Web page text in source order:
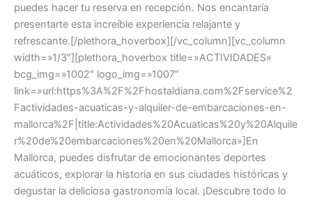
puedes hacer tu reserva en recepción. Nos encantaría
presentarte esta increíble experiencia relajante y
refrescante.[/plethora_hoverbox][/vc_column][vc_column
width=»1/3″][plethora_hoverbox title=»ACTIVIDADES»
bcg_img=»1002″ logo_img=»1007″
link=»url:https%3A%2F%2Fhostaldiana.com%2Fservice%2
Factividades-acuaticas-y-alquiler-de-embarcaciones-en-
mallorca%2F|title:Actividades%20Acuaticas%20y%20Alquile
r%20de%20embarcaciones%20en%20Mallorca»]En
Mallorca, puedes disfrutar de emocionantes deportes
acuáticos, explorar la historia en sus ciudades históricas y
degustar la deliciosa gastronomía local. ¡Descubre todo lo